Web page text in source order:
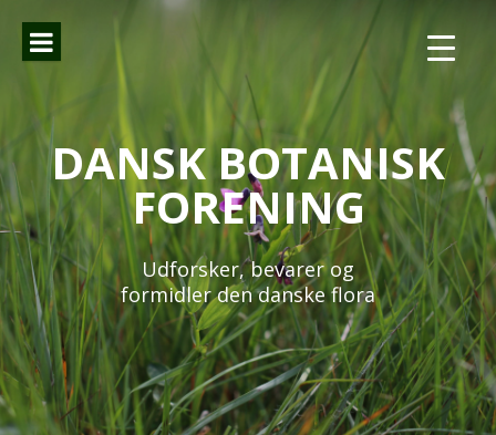
indhold
DANSK BOTANISK
FORENING
Udforsker, bevarer og
formidler den danske flora